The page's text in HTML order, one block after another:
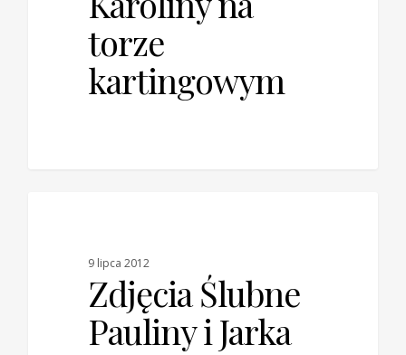
torze
kartingowym
9 lipca 2012
Zdjęcia Ślubne
Pauliny i Jarka